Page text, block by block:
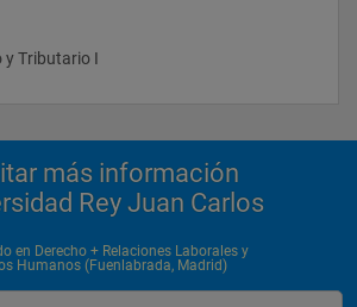
y Tributario I
de Información
más información
Rey Juan Carlos
en Derecho + Relaciones Laborales y
Humanos (Fuenlabrada, Madrid)